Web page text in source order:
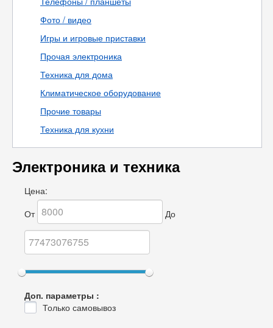
Фото / видео
Игры и игровые приставки
Прочая электроника
Техника для дома
Климатическое оборудование
Прочие товары
Техника для кухни
Электроника и техника
Цена:
От
До
Доп. параметры :
Только самовывоз